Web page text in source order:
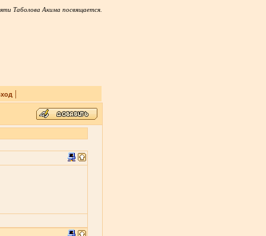
Таболова Акима посвящается.
|